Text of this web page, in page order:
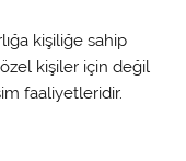
kişiliğe sahip
özel kişiler için değil
faaliyetleridir.